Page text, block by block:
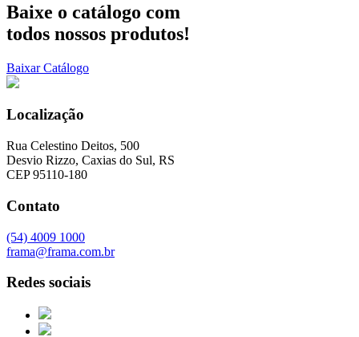
Baixe o catálogo com
todos nossos produtos!
Baixar Catálogo
Localização
Rua Celestino Deitos, 500
Desvio Rizzo, Caxias do Sul, RS
CEP 95110-180
Contato
(54) 4009 1000
frama@frama.com.br
Redes sociais